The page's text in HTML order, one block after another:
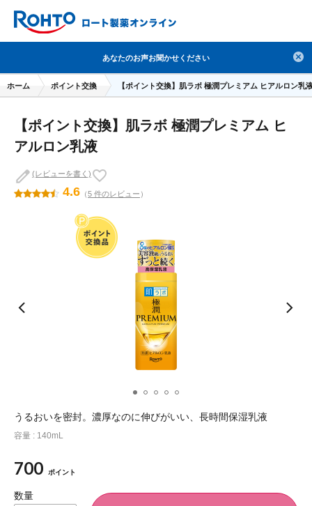
人気のキーワードで検索
目薬 ロートV5 日焼け止め 熱中症対策
デオコ セラミド オバジ ダーマセプトRX
アゼライン酸
冬虫夏草 セノビック
メラノCC ケアセラ
ヘリオホワイト
検索
サプリメント・食品
お得にお買い物
あなたのお声お聞かせください
ホーム ポイント交換 【ポイント交換】肌ラボ 極潤プレミアム ヒアルロン乳
【ポイント交換】肌ラボ 極潤プレミアム ヒ
アルロン乳液
4.6 （5 件のレビュー ）
(レビューを書く)
うるおいを密封。濃厚なのに伸びがいい、長時間保湿乳液
容量 : 140mL
700 ポイント
数量